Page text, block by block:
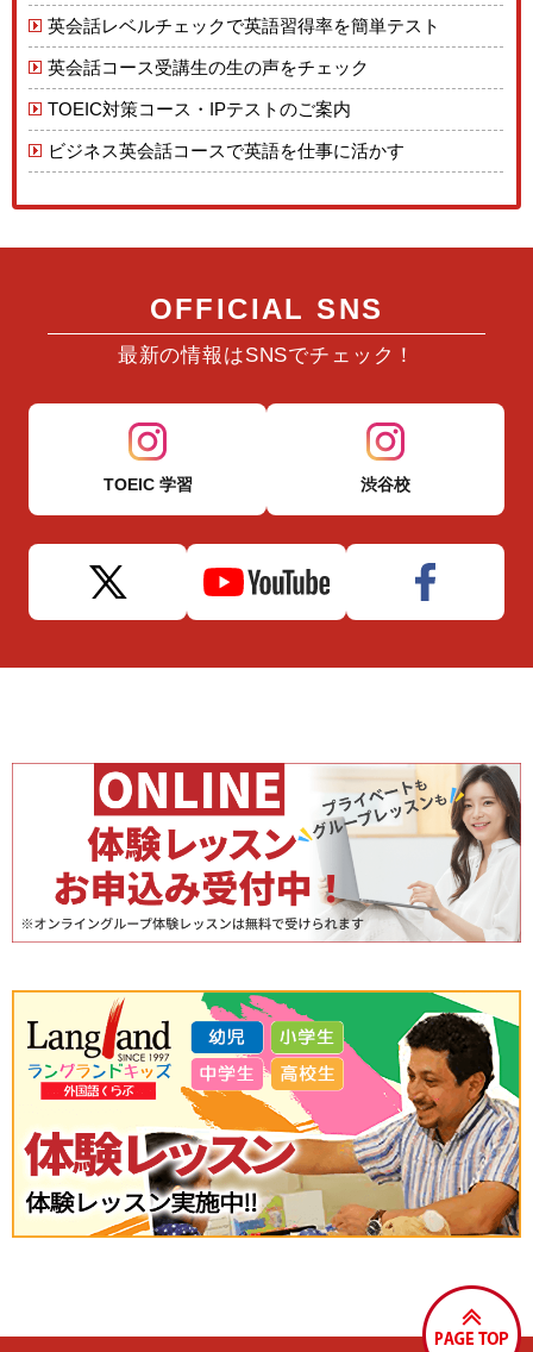
英会話レベルチェックで英語習得率を簡単テスト
英会話コース受講生の生の声をチェック
TOEIC対策コース・IPテストのご案内
ビジネス英会話コースで英語を仕事に活かす
OFFICIAL SNS
最新の情報はSNSでチェック！
TOEIC 学習 渋谷校